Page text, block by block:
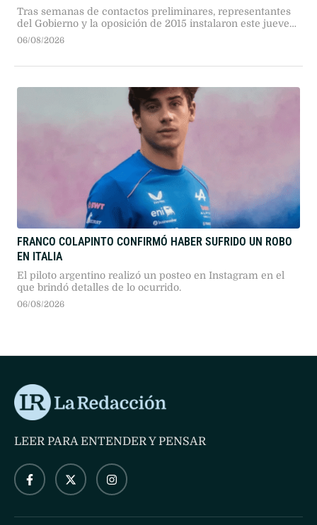
Tras semanas de contactos preliminares, representantes
del Gobierno y la oposición de 2015 instalaron este jueves
en Caracas una mesa de diálogo impulsada por Estados
06/08/2026
FRANCO COLAPINTO CONFIRMÓ HABER SUFRIDO UN ROBO
EN ITALIA
El piloto argentino realizó un posteo en Instagram en el
que brindó detalles de lo ocurrido.
06/08/2026
LEER PARA ENTENDER Y PENSAR